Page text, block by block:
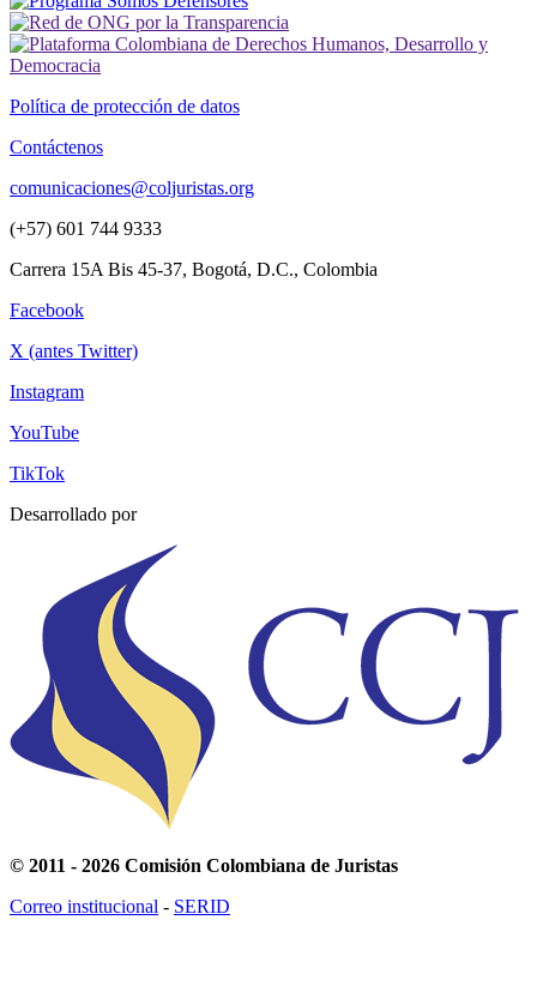
Política de protección de datos
Contáctenos
comunicaciones@coljuristas.org
(+57) 601 744 9333
Carrera 15A Bis 45-37, Bogotá, D.C., Colombia
Facebook
X (antes Twitter)
Instagram
YouTube
TikTok
Desarrollado por
© 2011 - 2026 Comisión Colombiana de Juristas
Correo institucional - SERID